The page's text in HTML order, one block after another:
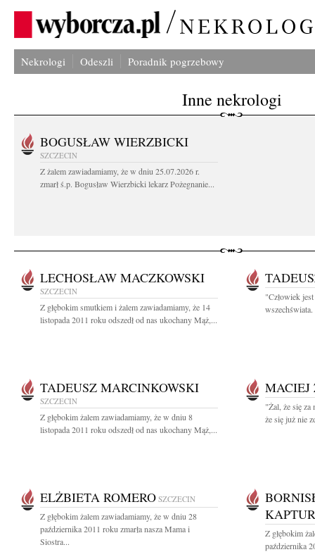
Nekrologi Odeszli Poradnik pogrzebowy
Inne nekrologi
BOGUSŁAW WIERZBICKI
SZCZECIN
Z żalem zawiadamiamy, że w dniu 25.07.2026 r.
zmarł ś.p. Bogusław Wierzbicki lekarz Pożegnanie...
LECHOSŁAW MACZKOWSKI
SZCZECIN
Z głębokim smutkiem i żalem zawiadamiamy, że 14
listopada 2011 roku odszedł od nas ukochany Mąż,...
"Człowiek
TADEUSZ MARCINKOWSKI
SZCZECIN
Z głębokim żalem zawiadamiamy, że w dniu 8
listopada 2011 roku odszedł od nas ukochany Mąż,...
MACIEJ
"Żal, że się za
że się już nie
ELŻBIETA ROMERO SZCZECIN
Z głębokim żalem zawiadamiamy, że w dniu 28
października 2011 roku zmarła nasza Mama i
Siostra...
Z głębokim
października